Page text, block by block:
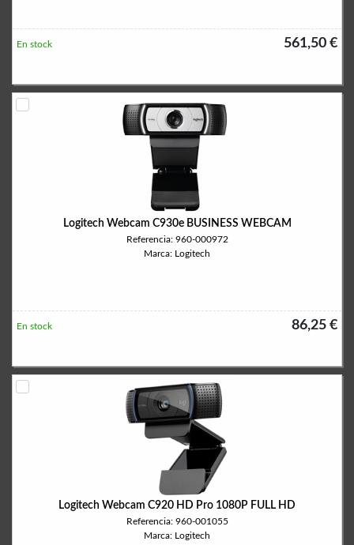
561,50 €
En stock
Logitech Webcam C930e BUSINESS WEBCAM
Referencia: 960-000972
Marca: Logitech
86,25 €
En stock
Logitech Webcam C920 HD Pro 1080P FULL HD
Referencia: 960-001055
Marca: Logitech